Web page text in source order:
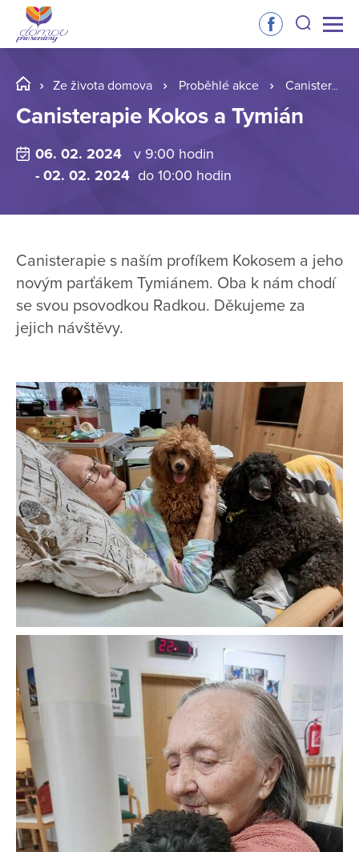
Ze života domova Proběhlé akce Canisterapie Kokos a Tymián
Canisterapie Kokos a Tymián
06. 02. 2024
v 9:00 hodin
- 02. 02. 2024 do 10:00 hodin
Canisterapie s naším profíkem Kokosem a jeho
novým parťákem Tymiánem. Oba k nám chodí
se svou psovodkou Radkou. Děkujeme za
jejich návštěvy.